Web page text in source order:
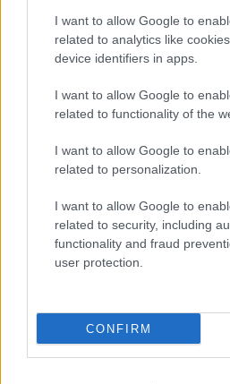
I want to allow Google to
related to analytics like
device identifiers in apps.
I want to allow Google to
related to functionality of the
I want to allow Google to
related to personalization.
I want to allow Google to
related to security, including
functionality and fraud
user protection.
CONFIRM
LIVE: la cuenta atrás de la jornada 16